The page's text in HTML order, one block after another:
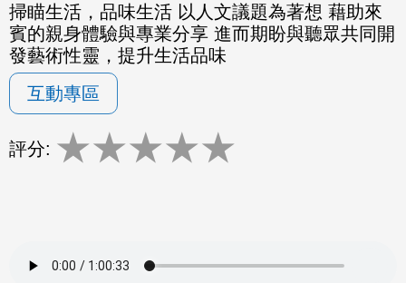
掃瞄生活，品味生活 以人文議題為著想 藉助來
賓的親身體驗與專業分享 進而期盼與聽眾共同開
發藝術性靈，提升生活品味
互動專區
評分: ★★★★★